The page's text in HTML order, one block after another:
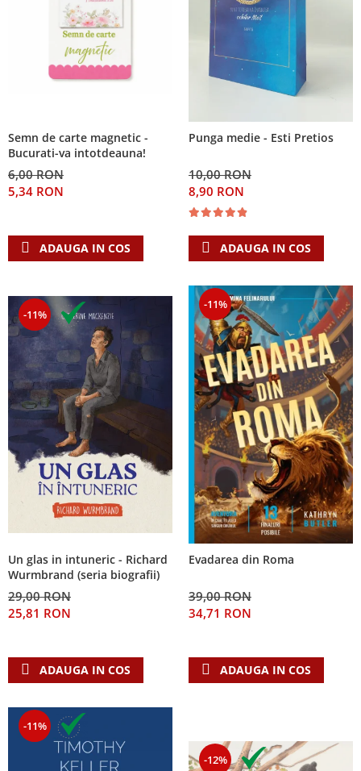
Semn de carte magnetic -
Bucurati-va intotdeauna!
6,00 RON
5,34 RON
ADAUGA IN COS
Punga medie - Esti Pretios
10,00 RON
8,90 RON
ADAUGA IN COS
-11%
Un glas in intuneric - Richard
Wurmbrand (seria biografii)
29,00 RON
25,81 RON
ADAUGA IN COS
-11%
Evadarea din Roma
39,00 RON
34,71 RON
ADAUGA IN COS
-11%
-12%